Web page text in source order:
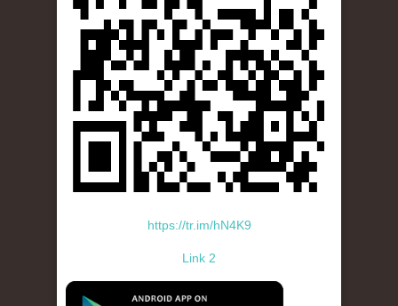
https://tr.im/hN4K9
Link 2
standard-icon-googleplay-app-store.png